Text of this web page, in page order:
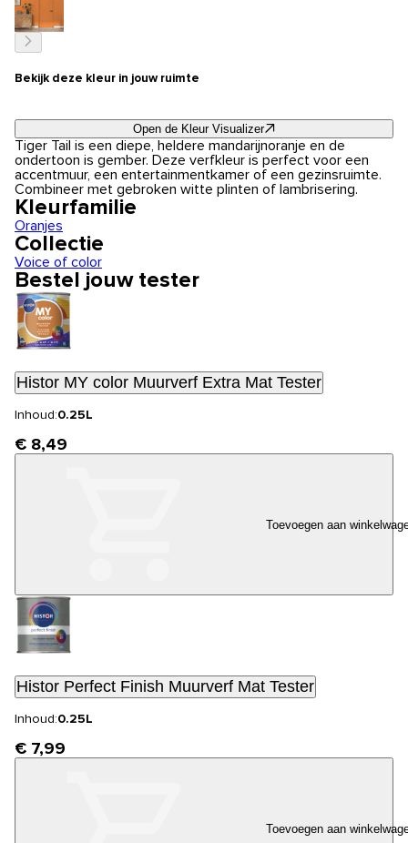
Bekijk deze kleur in jouw ruimte
Open de Kleur Visualizer
Tiger Tail is een diepe, heldere mandarijnoranje en de
ondertoon is gember. Deze verfkleur is perfect voor een
accentmuur, een entertainmentkamer of een gezinsruimte.
Combineer met gebroken witte plinten of lambrisering.
Kleurfamilie
Oranjes
Collectie
Voice of color
Bestel jouw tester
Histor MY color Muurverf Extra Mat Tester
Inhoud:0.25L
€ 8,49
Toevoegen aan
Histor Perfect Finish Muurverf Mat Tester
Inhoud:0.25L
€ 7,99
Toevoegen aan